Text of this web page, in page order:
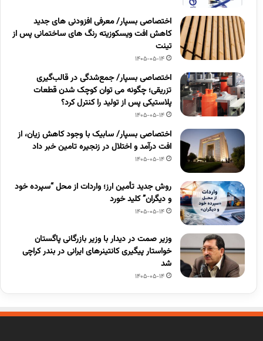
اختصاصی بسپار/ معرفی افزودنی های جدید
کاهش افت ویسکوزیته رنگ های ساختمانی پس از
تینت
1405-05-14
اختصاصی بسپار/ جمع‌شدگی در قالب‌گیری
تزریقی؛ چگونه می توان کوچک شدن قطعات
پلاستیکی پس از تولید را کنترل کرد؟
1405-05-14
اختصاصی بسپار/ سابیک با وجود کاهش زیان، از
افت درآمد و اختلال در زنجیره تامین خبر داد
1405-05-14
روش جدید تأمین ارز؛ واردات از محل “سپرده خود
و دیگران” کلید خورد
1405-05-14
وزیر صمت در دیدار با وزیر بازرگانی پاگستان
خواستار پیگیری کانتینرهای ایرانی در بندر کراچی
شد
1405-05-14